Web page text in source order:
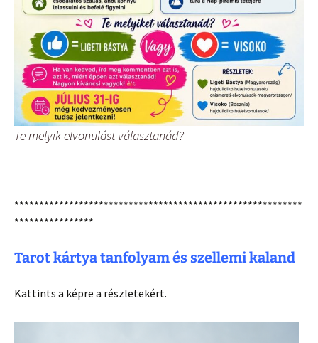
Te melyik elvonulást választanád?
**********************************************************
****************
Tarot kártya tanfolyam és szellemi kaland
Kattints a képre a részletekért.